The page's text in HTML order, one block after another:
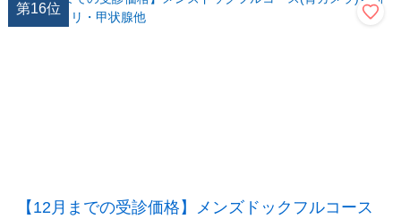
第16位
【12月までの受診価格】メンズドックフルコース